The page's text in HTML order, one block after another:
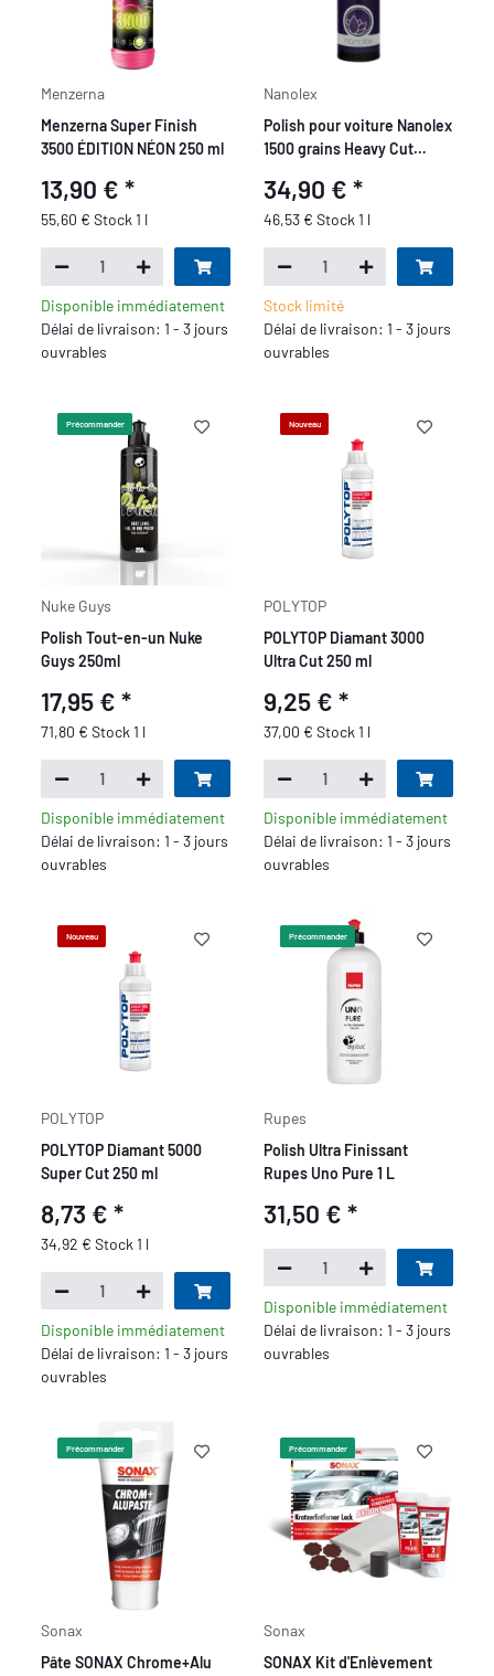
Menzerna
Menzerna Super Finish
3500 ÉDITION NÉON 250 ml
13,90 €*
55,60 € Stock 1 l
Disponible immédiatement
Délai de livraison: 1 - 3 jours
ouvrables
Nanolex
Polish pour voiture Nanolex
1500 grains Heavy Cut
34,90 € *
46,53 € Stock 1 l
Stock limité
Délai de livraison: 1 - 3 jours
ouvrables
Précommander
Nuke Guys
Polish Tout-en-un Nuke
Guys 250ml
17,95 €*
71,80 € Stock 1 l
Disponible immédiatement
Délai de livraison: 1 - 3 jours
ouvrables
Nouveau
POLYTOP
POLYTOP Diamant 3000
Ultra Cut 250 ml
9,25 € *
37,00 € Stock 1 l
Disponible immédiatement
Délai de livraison: 1 - 3 jours
ouvrables
Nouveau
POLYTOP
POLYTOP Diamant 5000
Super Cut 250 ml
8,73 €*
34,92 € Stock 1 l
Disponible immédiatement
Délai de livraison: 1 - 3 jours
ouvrables
Précommander
Rupes
Polish Ultra Finissant
Rupes Uno Pure 1 L
31,50 € *
Disponible immédiatement
Délai de livraison: 1 - 3 jours
ouvrables
Précommander
Sonax
Pâte SONAX Chrome+Alu
Précommander
Sonax
SONAX Kit d'Enlèvement